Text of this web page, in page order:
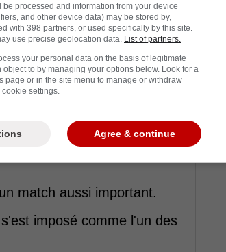
match aussi important.
imposé comme l'un des
processed and information from your device
and other device data) may be stored by,
with 398 partners, or used specifically by this site.
use precise geolocation data. List of partners.
your personal data on the basis of legitimate
to by managing your options below. Look for a
page or in the site menu to manage or withdraw
settings.
Agree & continue